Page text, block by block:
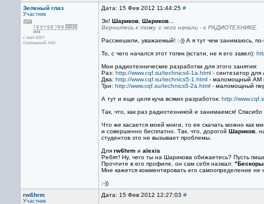
Зеленый глаз
Участник
с июл 2007
Сообщений: 640
Дата: 15 Фев 2012 11:44:25 #
Эх! Шариков Шариков
Вернитесь к тому, с чего начали - к РАДИОТЕХНИКЕ.
Рассмешили, уважаемый! :-)) А я тут чем занимаюсь,
То, с чего начался этот топик (кстати, не я его завел):
Мои радиотехнические разработки для этого занятия:
Раз: http://www.cqf.su/technics4-1a.html - синтезатор
Два: http://www.cqf.su/technics5-1.html - маломощный АМ
Три: http://www.cqf.su/technics5-2a.html - маломощный
А тут и еще целя куча всяких разработок: http://
Так, что, как раз радиотехникой и занимаемся!
Что же касается моей книги, то ее скачать можно как
и совершенно бесплатно. Так, что, дорогой Шариков ,
студентов это не вызывает проблемы.
Для rw6hrm и alexis
Ребят! Ну, чего ты на Шарикова обижаетесь? Пусть
Прочтите в его профиле, он сам себя назвал:
Мне кажется комментировать его самоопределение не
:-))
rw6hrm
Участник
Дата: 15 Фев 2012 12:27:03 #